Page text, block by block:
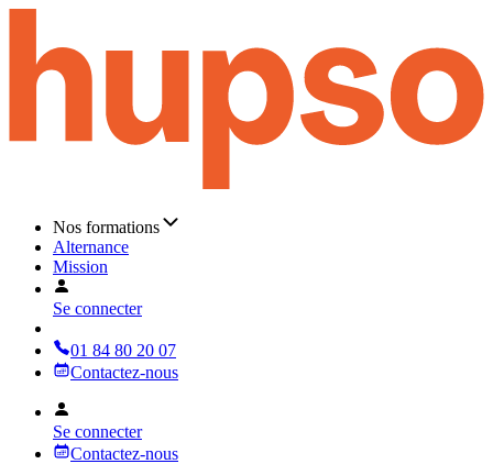
Nos formations
Alternance
Mission
Se connecter
01 84 80 20 07
Contactez-nous
Se connecter
Contactez-nous